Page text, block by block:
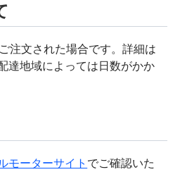
注文された場合です。詳細は
達地域によっては日数がかか
モーターサイト でご確認いた